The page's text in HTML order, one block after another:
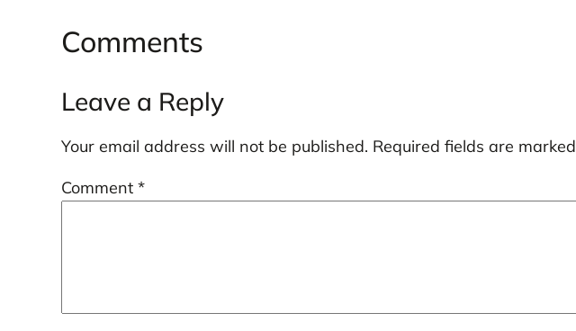
Comments
Leave a Reply
Your email address will not be published. Required fields are marked
Comment *